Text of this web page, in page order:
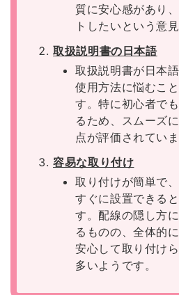
質に安心感があり
トしたいという意
取扱説明書の日本語
取扱説明書が日本
使用方法に悩むこ
す。特に初心者で
るため、スムーズ
点が評価されていま
容易な取り付け
取り付けが簡単で
すぐに設置できる
す。配線の隠し方
るものの、全体的
安心して取り付け
多いようです。